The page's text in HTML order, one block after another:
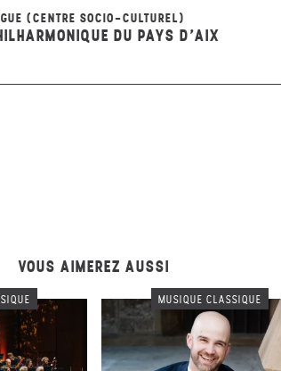
(CENTRE SOCIO-CULTUREL)
DU PAYS D'AIX
VOUS AIMEREZ AUSSI
MUSIQUE CLASSIQUE